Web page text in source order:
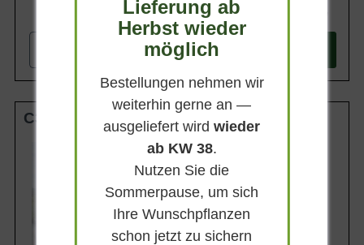
In den
C3
Wuchsendhöhe
Sommergrün
Blüte
Lieferung ab
Herbst wieder
möglich
Bestellungen nehmen wir
weiterhin gerne an —
ausgeliefert wirdwieder
ab KW 38.
Nutzen Sie die
Sommerpause, um sich
Ihre Wunschpflanzen
schon jetzt zu sichern